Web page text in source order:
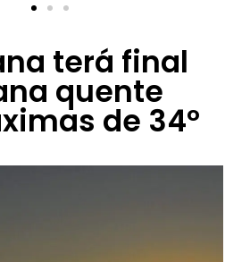
terá final
quente
de 34º